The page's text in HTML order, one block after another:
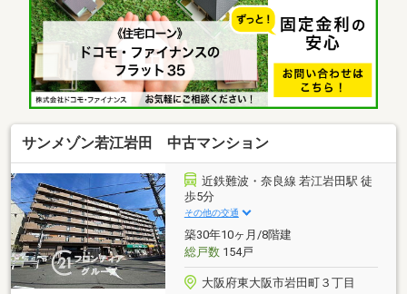
サンメゾン若江岩田 中古マンション
近鉄難波・奈良線 若江岩田駅 徒
歩5分
その他の交通
築30年10ヶ月/8階建
総戸数154戸
大阪府東大阪市岩田町３丁目